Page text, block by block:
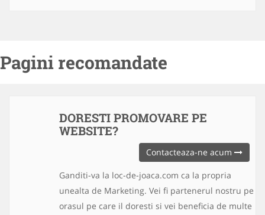
Pagini recomandate
DORESTI PROMOVARE PE
WEBSITE?
Contacteaza-ne acum
Ganditi-va la loc-de-joaca.com ca la propria
unealta de Marketing. Vei fi partenerul nostru pe
orasul pe care il doresti si vei beneficia de multe